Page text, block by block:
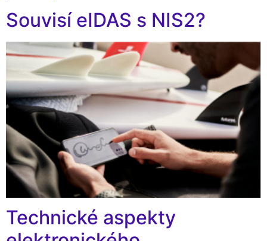
Souvisí eIDAS s NIS2?
Technické aspekty